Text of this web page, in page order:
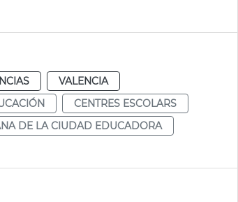
VALENCIA
CENTRES ESCOLARS
DE LA CIUDAD EDUCADORA